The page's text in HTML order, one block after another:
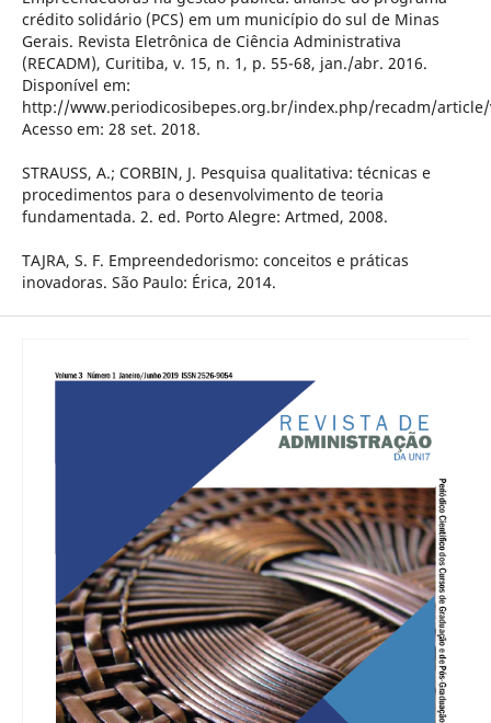
crédito solidário (PCS) em um município do sul de Minas
Gerais. Revista Eletrônica de Ciência Administrativa
(RECADM), Curitiba, v. 15, n. 1, p. 55-68, jan./abr. 2016.
Disponível em:
http://www.periodicosibepes.org.br/index.php/recadm/
Acesso em: 28 set. 2018.
STRAUSS, A.; CORBIN, J. Pesquisa qualitativa: técnicas e
procedimentos para o desenvolvimento de teoria
fundamentada. 2. ed. Porto Alegre: Artmed, 2008.
TAJRA, S. F. Empreendedorismo: conceitos e práticas
inovadoras. São Paulo: Érica, 2014.